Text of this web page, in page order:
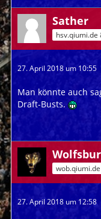
Sather
27. April 2018 um 10:55
Man könnte auch
Draft-Busts.
wob.qiumi.de
27. April 2018 um 12:58